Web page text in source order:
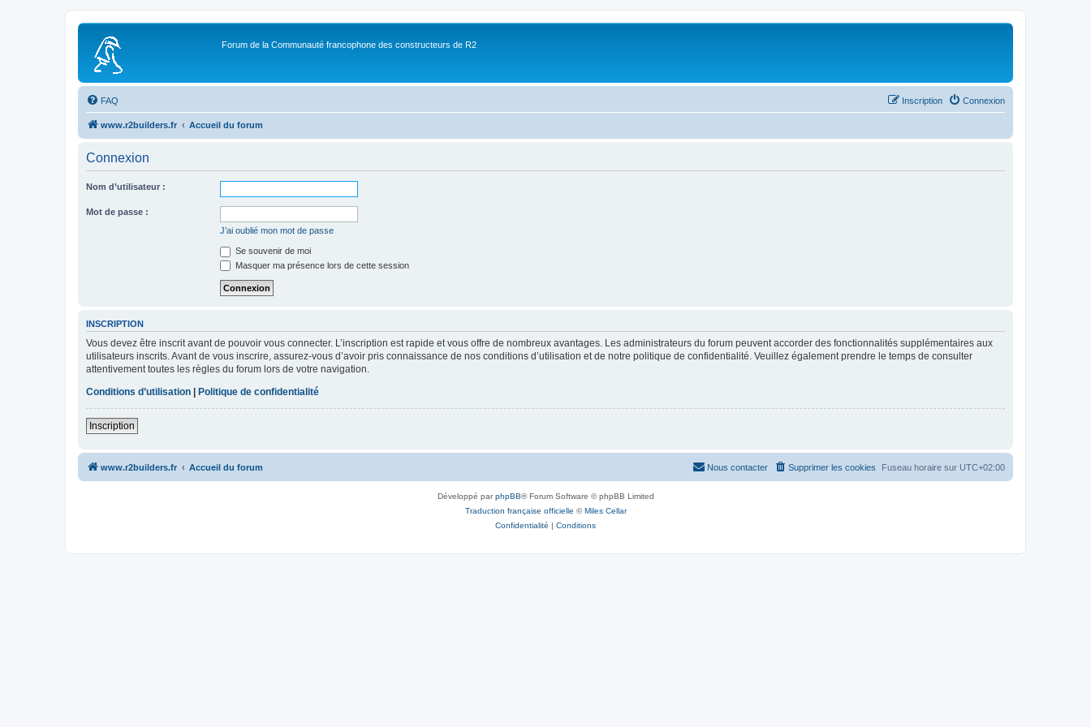
Forum de la Communauté francophone des constructeurs de R2
FAQ Connexion
Inscription
www.r2builders.fr Accueil du forum
Connexion
Nom d’utilisateur :
Mot de passe :
J’ai oublié mon mot de passe
Se souvenir de moi
Masquer ma présence lors de cette session
INSCRIPTION
Vous devez être inscrit avant de pouvoir vous connecter. L’inscription est rapide et vous offre de nombreux avantages. Les administrateurs du forum peuvent accorder des fonctionnalités supplémentaires aux
utilisateurs inscrits. Avant de vous inscrire, assurez-vous d’avoir pris connaissance de nos conditions d’utilisation et de notre politique de confidentialité. Veuillez également prendre le temps de consulter
attentivement toutes les règles du forum lors de votre navigation.
Conditions d’utilisation | Politique de confidentialité
Inscription
www.r2builders.fr Accueil du forum Fuseau horaire sur UTC+02:00
Supprimer les cookies
Nous contacter
Développé parphpBB® Forum Software © phpBB Limited
Traduction française officielle ©Miles Cellar
Confidentialité | Conditions